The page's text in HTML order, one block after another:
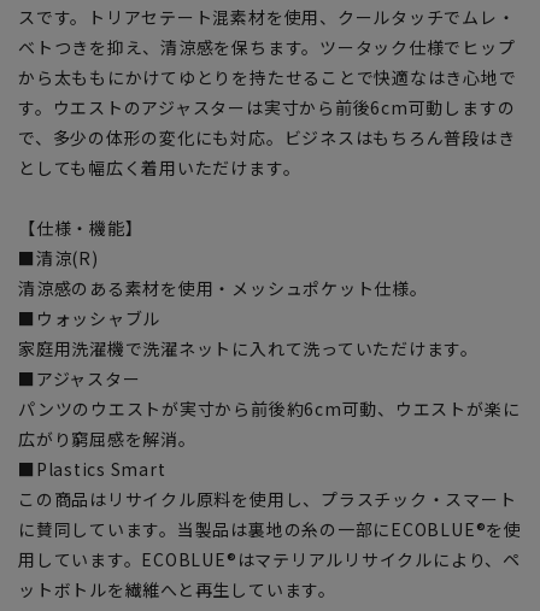
スです。トリアセテート混素材を使用、クールタッチでムレ・
ベトつきを抑え、清涼感を保ちます。ツータック仕様でヒップ
から太ももにかけてゆとりを持たせることで快適なはき心地で
す。ウエストのアジャスターは実寸から前後6cm可動しますの
で、多少の体形の変化にも対応。ビジネスはもちろん普段はき
としても幅広く着用いただけます。
【仕様・機能】
■清涼(R)
清涼感のある素材を使用・メッシュポケット仕様。
■ウォッシャブル
家庭用洗濯機で洗濯ネットに入れて洗っていただけます。
■アジャスター
パンツのウエストが実寸から前後約6cm可動、ウエストが楽に
広がり窮屈感を解消。
■Plastics Smart
この商品はリサイクル原料を使用し、プラスチック・スマート
に賛同しています。当製品は裏地の糸の一部にECOBLUE®を使
用しています。ECOBLUE®はマテリアルリサイクルにより、ペ
ットボトルを繊維へと再生しています。